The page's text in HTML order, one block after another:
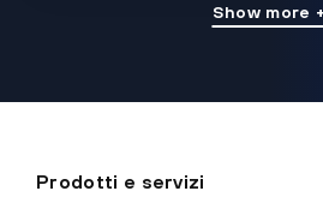
Show more +
Prodotti e servizi